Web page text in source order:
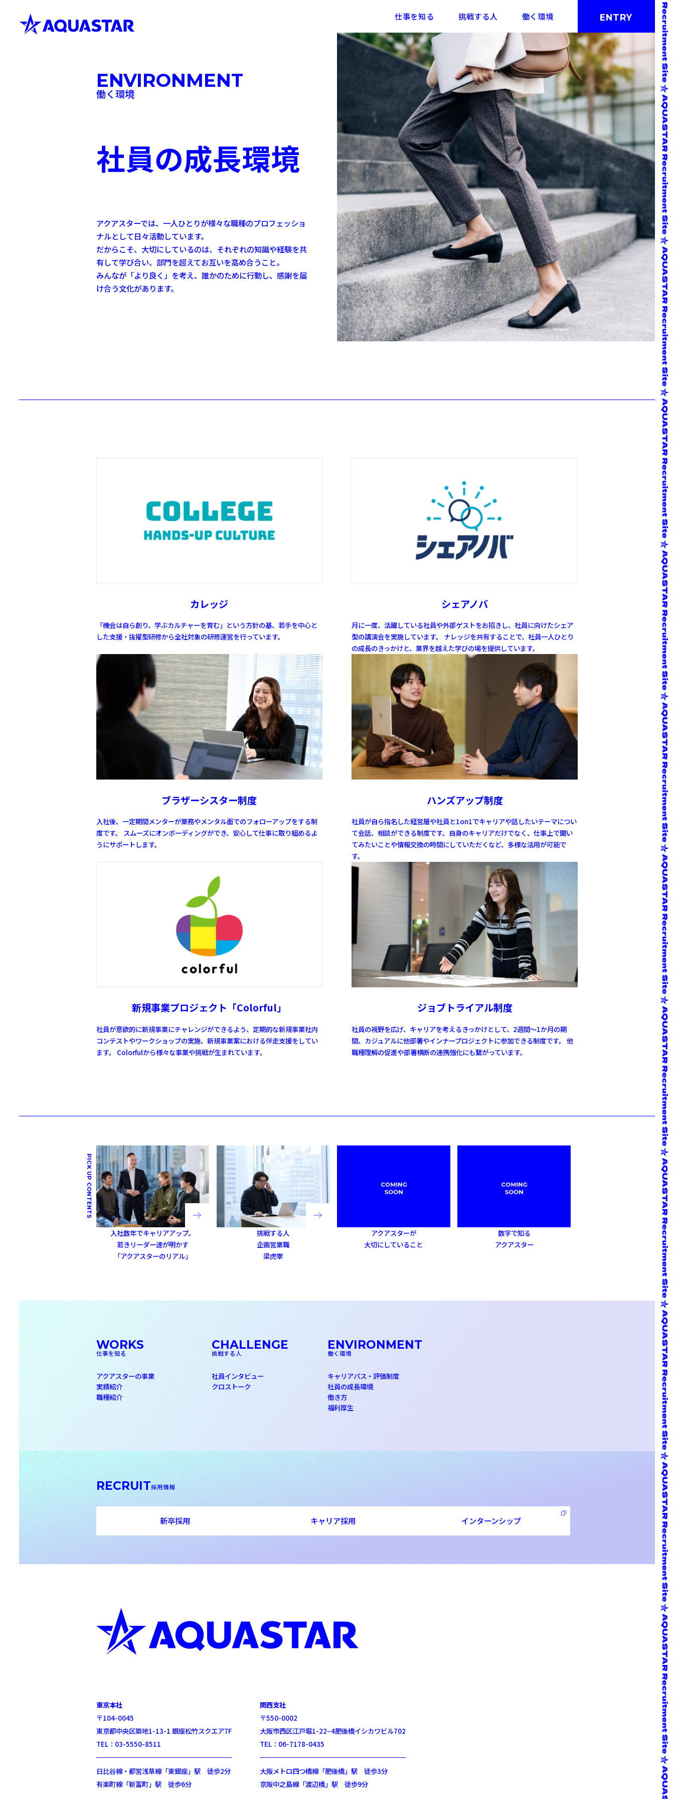
仕事を知る
アクアスターの事業 実績紹介 職種紹介
挑戦する人
社員インタビュー クロストーク
働く環境
社内の成長環境 働き方 福利厚生
ENTRY
ENVIRONMENT
働く環境
社員の成長環境
アクアスターでは、一人ひとりが様々な職種のプロフェッショ
ナルとして日々活動しています。
だからこそ、大切にしているのは、それぞれの知識や経験を共
有して学び合い、部門を超えてお互いを高め合うこと。
みんなが「より良く」を考え、誰かのために行動し、感謝を届
け合う文化があります。
カレッジ
「機会は自ら創り、学ぶカルチャーを育む」という方針の基、 若手を中心と
した支援・抜擢型研修から全社対象の研修運営を行っています。
シェアノバ
月に一度、活躍している社員や外部ゲストをお招きし、 社員に向けたシェア
型の講演会を実施しています。
ナレッジを共有することで、 社員一人ひとり
の成長のきっかけと、 業界を越えた学びの場を提供しています。
ブラザーシスター制度
入社後、一定期間メンターが業務やメンタル面でのフォローアップをする制
度です。
スムーズにオンボーディングができ、 安心して仕事に取り組めるよ
うにサポートします。
ハンズアップ制度
社員が自ら指名した経営層や社員と1on1でキャリアや話したいテーマについ
て会話、相談ができる制度です。 自身のキャリアだけでなく、仕事上で聞い
てみたいことや情報交換の時間にしていただくなど、多様な活用が可能で
す。
新規事業プロジェクト「Colorful」
社員が意欲的に新規事業にチャレンジができるよう、 定期的な新規事業社内
コンテストやワークショップの実施、 新規事業案における伴走支援をしてい
ます。
Colorfulから様々な事業や挑戦が生まれています。
ジョブトライアル制度
社員の視野を広げ、キャリアを考えるきっかけとして、 2週間～1か月の期
間、カジュアルに他部署やインナープロジェクトに参加できる制度です。 他
職種理解の促進や部署横断の連携強化にも繋がっています。
入社数年でキャリアアップ。
若きリーダー達が明かす
「アクアスターのリアル」
挑戦する人
企画営業職
梁虎宰
アクアスターが
大切にしていること
数字で知る
アクアスター
WORKS
仕事を知る
アクアスターの事業
実績紹介
職種紹介
CHALLENGE
挑戦する人
社員インタビュー
クロストーク
ENVIRONMENT
働く環境
キャリアパス・評価制度
社員の成長環境
働き方
福利厚生
RECRUIT採用情報
新卒採用 キャリア採用 インターンシップ
東京本社
〒104-0045
東京都中央区築地1-13-1 銀座松竹スクエア7F
TEL：03-5550-8511
日比谷線・都営浅草線「東銀座」駅 徒歩2分
有楽町線「新富町」駅 徒歩6分
関西支社
〒550-0002
大阪市西区江戸堀1-22−4肥後橋イシカワビル702
TEL：06-7178-0435
大阪メトロ四つ橋線「肥後橋」駅 徒歩3分
京阪中之島線「渡辺橋」駅 徒歩9分